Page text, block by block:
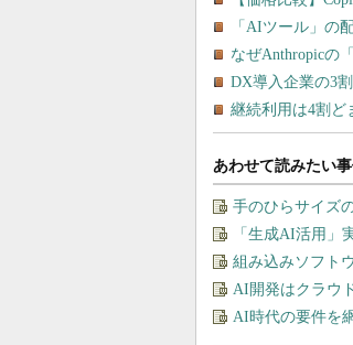
あわせて読みたい
手のひらサイズ
「生成AI活用」
組み込みソフト
AI開発はクラウ
AI時代の要件を